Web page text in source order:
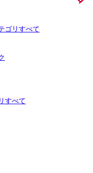
ゴリすべて
すべて